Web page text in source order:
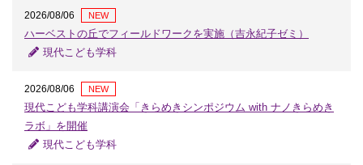
2026/08/06 NEW
ハーベストの丘でフィールドワークを実施（吉永紀子ゼミ）
現代こども学科
2026/08/06 NEW
現代こども学科講演会「きらめきシンポジウム with ナノきらめき
ラボ」を開催
現代こども学科